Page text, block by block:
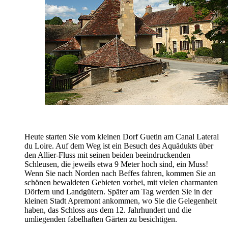
Heute starten Sie vom kleinen Dorf Guetin am Canal Lateral
du Loire. Auf dem Weg ist ein Besuch des Aquädukts über
den Allier-Fluss mit seinen beiden beeindruckenden
Schleusen, die jeweils etwa 9 Meter hoch sind, ein Muss!
Wenn Sie nach Norden nach Beffes fahren, kommen Sie an
schönen bewaldeten Gebieten vorbei, mit vielen charmanten
Dörfern und Landgütern. Später am Tag werden Sie in der
kleinen Stadt Apremont ankommen, wo Sie die Gelegenheit
haben, das Schloss aus dem 12. Jahrhundert und die
umliegenden fabelhaften Gärten zu besichtigen.